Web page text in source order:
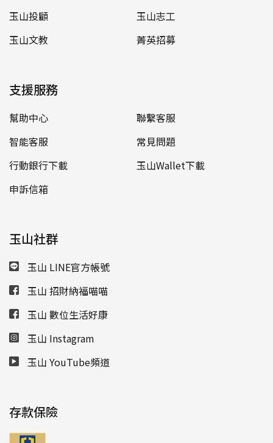
玉山投顧
玉山志工
玉山文教
菁英招募
支援服務
幫助中心
聯繫客服
智能客服
常見問題
行動銀行下載
玉山Wallet下載
申訴信箱
玉山社群
玉山 LINE官方帳號
玉山 招財納福喵喵
玉山 數位生活好康
玉山 Instagram
玉山 YouTube頻道
存款保險